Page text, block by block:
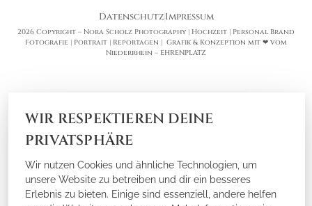
DatenschutzImpressum
2026 Copyright – Nora Scholz Photography | Hochzeit | Personal Brand
Fotografie | Portrait | Reportagen | Grafik & Konzeption mit ❤ vom
Niederrhein – EHRENPLATZ